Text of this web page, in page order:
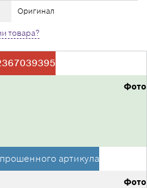
Оригинал
товара?
Фото
артикула
Фото